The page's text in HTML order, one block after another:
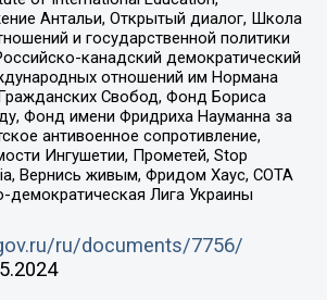
Антальи, Открытый диалог, Школа
и государственной политики
канадский демократический
отношений им Нормана
Свобод, Фонд Бориса
Фонд имени Фридриха Науманна за
антивоенное сопротивление,
Ингушетии, Прометей, Stop
Вернись живым, Фридом Хаус, СОТА
демократическая Лига Украины
ru/documents/7756/